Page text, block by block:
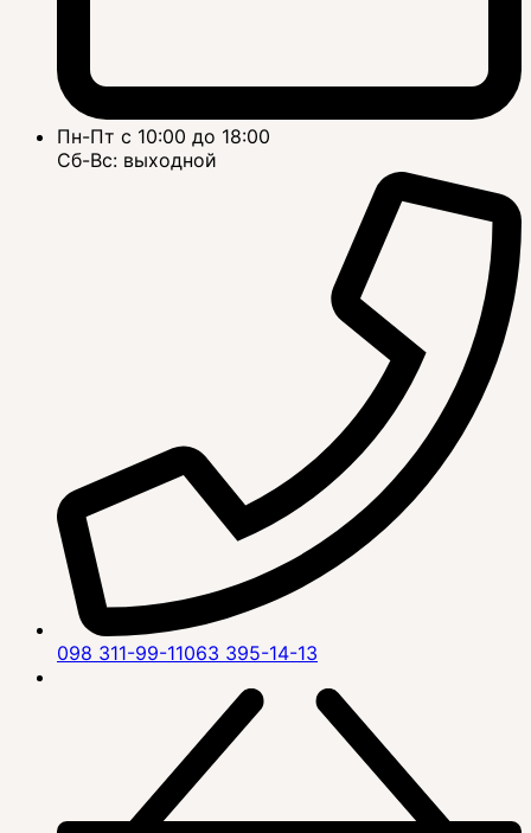
Пн-Пт с 10:00 до 18:00
Сб-Вс: выходной
098 311-99-11063 395-14-13